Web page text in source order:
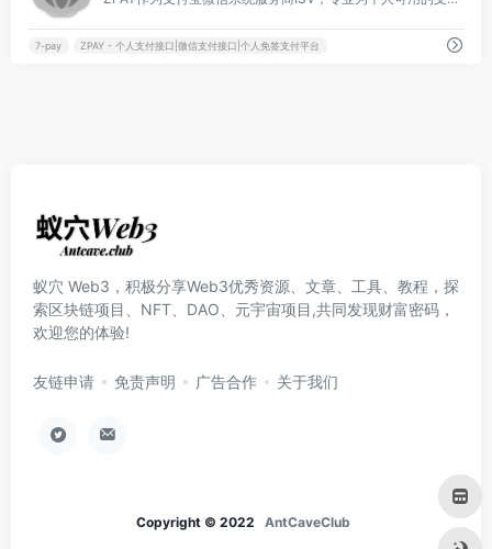
7-pay ZPAY - 个人支付接口|微信支付接口|个人免签支付平台
蚁穴 Web3，积极分享Web3优秀资源、文章、工具、教程，探
索区块链项目、NFT、DAO、元宇宙项目,共同发现财富密码，
欢迎您的体验!
友链申请 免责声明 广告合作 关于我们
Copyright © 2022 AntCaveClub